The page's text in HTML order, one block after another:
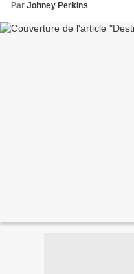
Par Johney Perkins